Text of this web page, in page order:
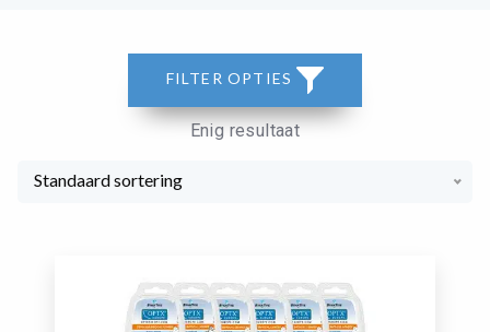
FILTER OPTIES
Enig resultaat
Standaard sortering